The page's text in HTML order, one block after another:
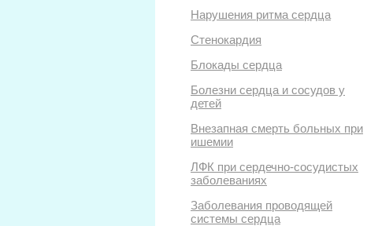
Нарушения ритма сердца
Стенокардия
Блокады сердца
Болезни сердца и сосудов у
детей
Внезапная смерть больных при
ишемии
ЛФК при сердечно-сосудистых
заболеваниях
Заболевания проводящей
системы сердца